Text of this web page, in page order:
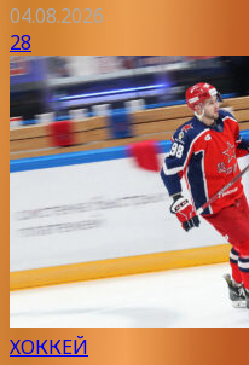
04.08.2026
28
ХОККЕЙ